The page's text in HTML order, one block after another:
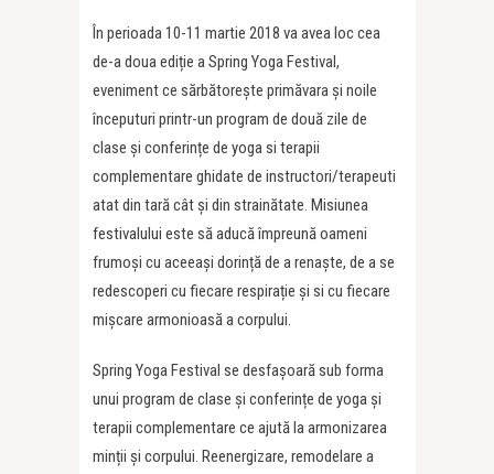
În perioada 10-11 martie 2018 va avea loc cea
de-a doua ediție a Spring Yoga Festival,
eveniment ce sărbătorește primăvara și noile
începuturi printr-un program de două zile de
clase și conferințe de yoga si terapii
complementare ghidate de instructori/terapeuti
atat din tară cât și din strainătate. Misiunea
festivalului este să aducă împreună oameni
frumoși cu aceeași dorință de a renaște, de a se
redescoperi cu fiecare respirație și si cu fiecare
mișcare armonioasă a corpului.
Spring Yoga Festival se desfașoară sub forma
unui program de clase și conferințe de yoga și
terapii complementare ce ajută la armonizarea
minții și corpului. Reenergizare, remodelare a